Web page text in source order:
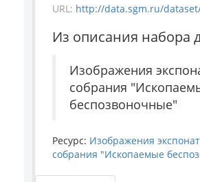
URL: http://data.sgm.ru/dataset/187b9a71-4c85-43ec-99fe-080bdf792007/resource/5e2f83c4-406d-4dd1-8706-
Из описания набора
Изображения
собрания
беспозвоночные"
Ресурс: Изображения
собрания "Ископаемые